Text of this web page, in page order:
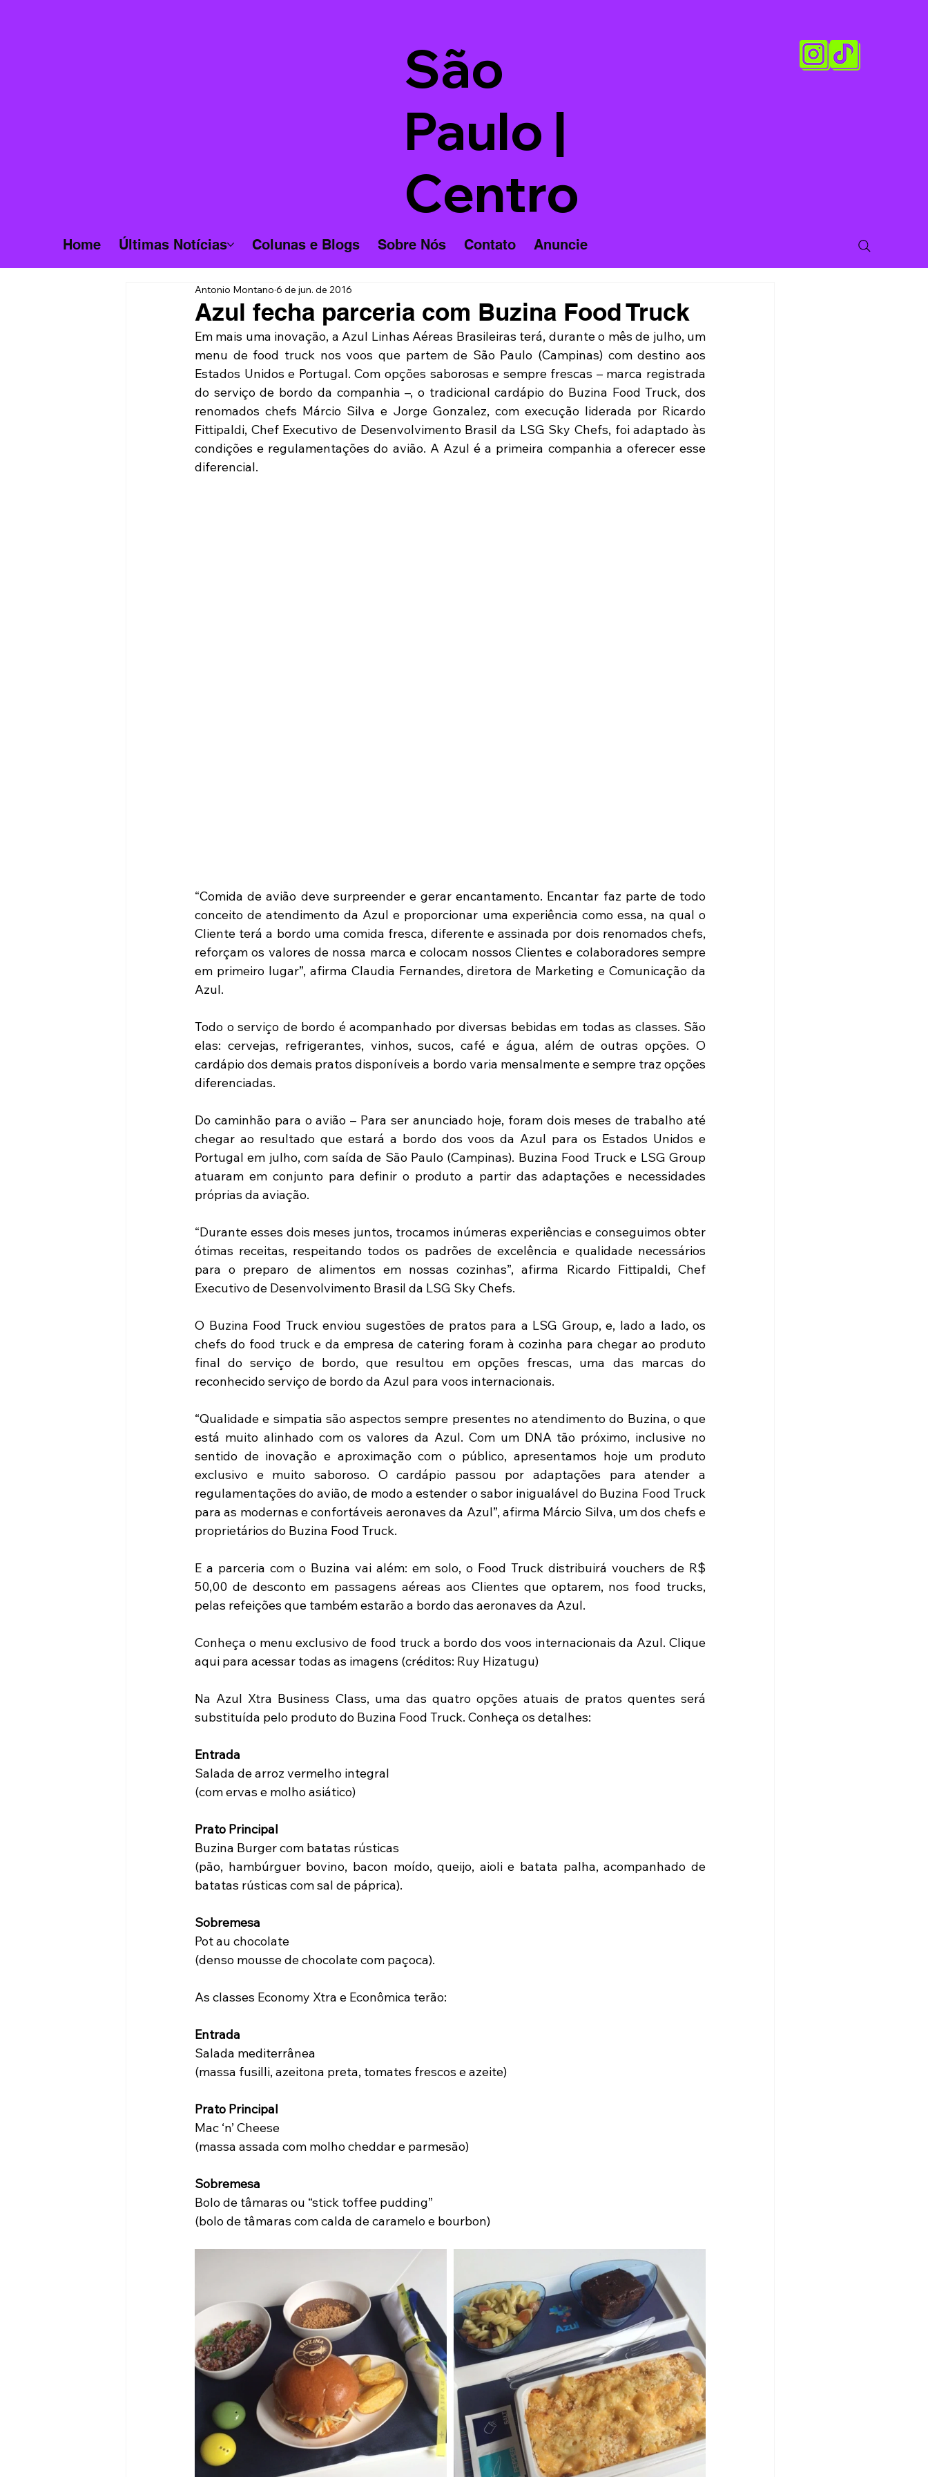
São
Paulo |
Centro
Home Últimas Notícias Colunas e Blogs Sobre Nós Contato Anuncie
Azul fecha parceria com Buzina Food Truck
Antonio Montano 6 de jun. de 2016
Em mais uma inovação, a Azul Linhas Aéreas Brasileiras terá, durante o mês de julho, um
menu de food truck nos voos que partem de São Paulo (Campinas) com destino aos
Estados Unidos e Portugal. Com opções saborosas e sempre frescas – marca registrada
do serviço de bordo da companhia –, o tradicional cardápio do Buzina Food Truck, dos
renomados chefs Márcio Silva e Jorge Gonzalez, com execução liderada por Ricardo
Fittipaldi, Chef Executivo de Desenvolvimento Brasil da LSG Sky Chefs, foi adaptado às
condições e regulamentações do avião. A Azul é a primeira companhia a oferecer esse
diferencial.
“Comida de avião deve surpreender e gerar encantamento. Encantar faz parte de todo
conceito de atendimento da Azul e proporcionar uma experiência como essa, na qual o
Cliente terá a bordo uma comida fresca, diferente e assinada por dois renomados chefs,
reforçam os valores de nossa marca e colocam nossos Clientes e colaboradores sempre
em primeiro lugar”, afirma Claudia Fernandes, diretora de Marketing e Comunicação da
Azul.
Todo o serviço de bordo é acompanhado por diversas bebidas em todas as classes. São
elas: cervejas, refrigerantes, vinhos, sucos, café e água, além de outras opções. O
cardápio dos demais pratos disponíveis a bordo varia mensalmente e sempre traz opções
diferenciadas.
Do caminhão para o avião – Para ser anunciado hoje, foram dois meses de trabalho até
chegar ao resultado que estará a bordo dos voos da Azul para os Estados Unidos e
Portugal em julho, com saída de São Paulo (Campinas). Buzina Food Truck e LSG Group
atuaram em conjunto para definir o produto a partir das adaptações e necessidades
próprias da aviação.
“Durante esses dois meses juntos, trocamos inúmeras experiências e conseguimos obter
ótimas receitas, respeitando todos os padrões de excelência e qualidade necessários
para o preparo de alimentos em nossas cozinhas”, afirma Ricardo Fittipaldi, Chef
Executivo de Desenvolvimento Brasil da LSG Sky Chefs.
O Buzina Food Truck enviou sugestões de pratos para a LSG Group, e, lado a lado, os
chefs do food truck e da empresa de catering foram à cozinha para chegar ao produto
final do serviço de bordo, que resultou em opções frescas, uma das marcas do
reconhecido serviço de bordo da Azul para voos internacionais.
“Qualidade e simpatia são aspectos sempre presentes no atendimento do Buzina, o que
está muito alinhado com os valores da Azul. Com um DNA tão próximo, inclusive no
sentido de inovação e aproximação com o público, apresentamos hoje um produto
exclusivo e muito saboroso. O cardápio passou por adaptações para atender a
regulamentações do avião, de modo a estender o sabor inigualável do Buzina Food Truck
para as modernas e confortáveis aeronaves da Azul”, afirma Márcio Silva, um dos chefs e
proprietários do Buzina Food Truck.
E a parceria com o Buzina vai além: em solo, o Food Truck distribuirá vouchers de R$
50,00 de desconto em passagens aéreas aos Clientes que optarem, nos food trucks,
pelas refeições que também estarão a bordo das aeronaves da Azul.
Conheça o menu exclusivo de food truck a bordo dos voos internacionais da Azul. Clique
aqui para acessar todas as imagens (créditos: Ruy Hizatugu)
Na Azul Xtra Business Class, uma das quatro opções atuais de pratos quentes será
substituída pelo produto do Buzina Food Truck. Conheça os detalhes:
Entrada
Salada de arroz vermelho integral
(com ervas e molho asiático)
Prato Principal
Buzina Burger com batatas rústicas
(pão, hambúrguer bovino, bacon moído, queijo, aioli e batata palha, acompanhado de
batatas rústicas com sal de páprica).
Sobremesa
Pot au chocolate
(denso mousse de chocolate com paçoca).
As classes Economy Xtra e Econômica terão:
Entrada
Salada mediterrânea
(massa fusilli, azeitona preta, tomates frescos e azeite)
Prato Principal
Mac ‘n’ Cheese
(massa assada com molho cheddar e parmesão)
Sobremesa
Bolo de tâmaras ou “stick toffee pudding”
(bolo de tâmaras com calda de caramelo e bourbon)